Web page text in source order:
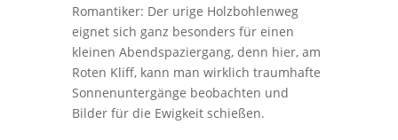
Romantiker: Der urige Holzbohlenweg
eignet sich ganz besonders für einen
kleinen Abendspaziergang, denn hier, am
Roten Kliff, kann man wirklich traumhafte
Sonnenuntergänge beobachten und
Bilder für die Ewigkeit schießen.